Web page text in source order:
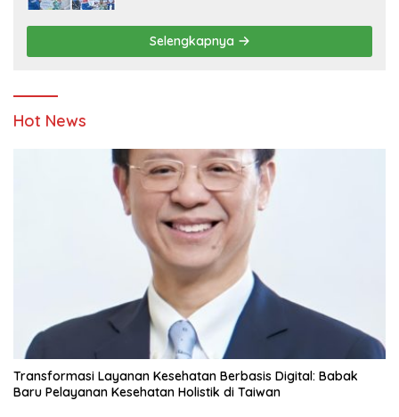
Pendidikan
Selengkapnya
Hot News
Transformasi Layanan Kesehatan Berbasis Digital: Babak
Baru Pelayanan Kesehatan Holistik di Taiwan